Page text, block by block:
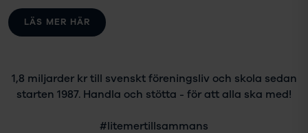
LÄS MER HÄR
1,8 miljarder kr till svenskt föreningsliv och skola sedan
starten 1987. Handla och stötta - för att alla ska med!
#litemertillsammans